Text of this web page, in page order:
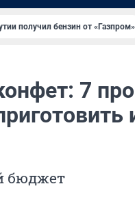
получил бензин от «Газпром»
7
бюджет